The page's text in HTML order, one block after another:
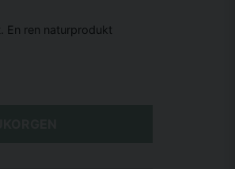
En ren naturprodukt